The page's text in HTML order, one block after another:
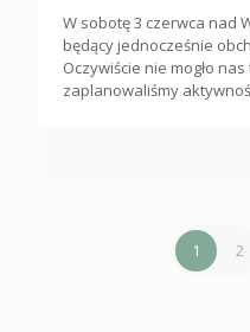
W sobotę 3 czerwca nad
będący jednocześnie
Oczywiście nie mogło
zaplanowaliśmy
1 2